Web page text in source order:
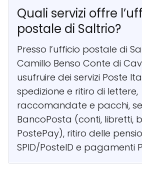
Quali servizi offre
postale di Saltrio?
Presso l’ufficio postale di
Camillo Benso Conte di
usufruire dei servizi Poste
spedizione e ritiro di lettere,
raccomandate e pacchi,
BancoPosta (conti, libretti,
PostePay), ritiro delle
SPID/PosteID e pagamenti